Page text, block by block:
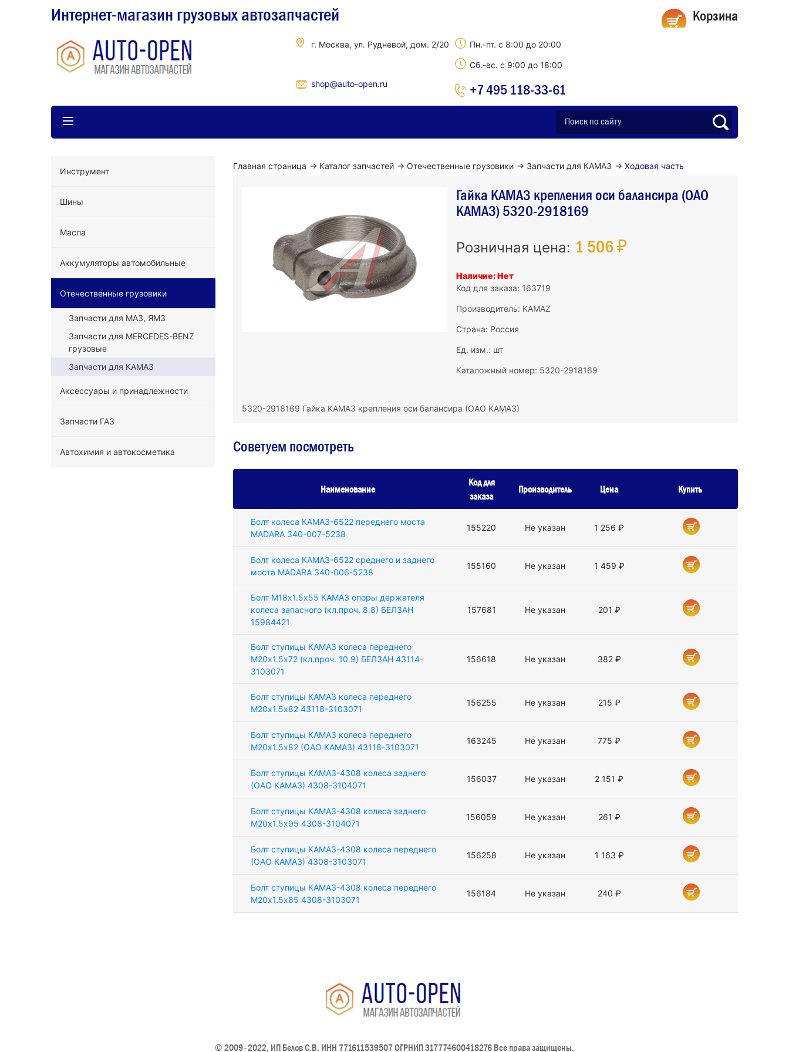
Интернет-магазин грузовых автозапчастей
г. Москва, ул. Рудневой, дом. 2/20
shop@auto-open.ru
Пн.-пт. с 8:00 до 20:00
Сб.-вс. с 9:00 до 18:00
+7 495 118-33-61
Корзина
Инструмент
Шины
Масла
Аккумуляторы автомобильные
Отечественные грузовики
Запчасти для МАЗ, ЯМЗ
Запчасти для MERCEDES-BENZ
грузовые
Запчасти для КАМАЗ
Аксессуары и принадлежности
Запчасти ГАЗ
Автохимия и автокосметика
Главная страница → Каталог запчастей → Отечественные грузовики → Запчасти для КАМАЗ → Ходовая часть
Гайка КАМАЗ крепления оси балансира (ОАО
КАМАЗ) 5320-2918169
Розничная цена: 1 506 ₽
Наличие: Нет
Код для заказа: 163719
Производитель: KAMAZ
Страна: Россия
Ед. изм.: шт
Каталожный номер: 5320-2918169
5320-2918169 Гайка КАМАЗ крепления оси балансира (ОАО КАМАЗ)
Советуем посмотреть
Наименование
Код для
заказа
Производитель Цена Купить
Болт колеса КАМАЗ-6522 переднего моста
MADARA 340-007-5238
155220 Не указан 1 256 ₽
Болт колеса КАМАЗ-6522 среднего и заднего
моста MADARA 340-006-5238
155160 Не указан 1 459 ₽
Болт М18х1.5х55 КАМАЗ опоры держателя
колеса запасного (кл.проч. 8.8) БЕЛЗАН
15984421
157681 Не указан 201 ₽
Болт ступицы КАМАЗ колеса переднего
М20х1.5х72 (кл.проч. 10.9) БЕЛЗАН 43114-
3103071
156618 Не указан 382 ₽
Болт ступицы КАМАЗ колеса переднего
М20х1.5х82 43118-3103071
156255 Не указан 215 ₽
Болт ступицы КАМАЗ колеса переднего
М20х1.5х82 (ОАО КАМАЗ) 43118-3103071
163245 Не указан 775 ₽
Болт ступицы КАМАЗ-4308 колеса заднего
(ОАО КАМАЗ) 4308-3104071
156037 Не указан 2 151 ₽
Болт ступицы КАМАЗ-4308 колеса заднего
М20х1.5х95 4308-3104071
156059 Не указан 261 ₽
Болт ступицы КАМАЗ-4308 колеса переднего
(ОАО КАМАЗ) 4308-3103071
156258 Не указан 1 163 ₽
Болт ступицы КАМАЗ-4308 колеса переднего
М20х1.5х85 4308-3103071
156184 Не указан 240 ₽
© 2009–2022, ИП Белов С.В. ИНН 771611539507 ОГРНИП 317774600418276 Все права защищены.